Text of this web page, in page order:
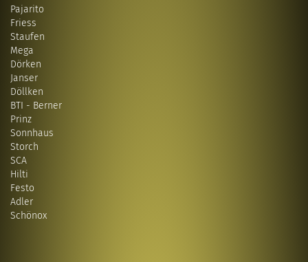
Pajarito
Friess
Staufen
Mega
Dörken
Janser
Döllken
BTI - Berner
Prinz
Sonnhaus
Storch
SCA
Hilti
Festo
Adler
Schönox